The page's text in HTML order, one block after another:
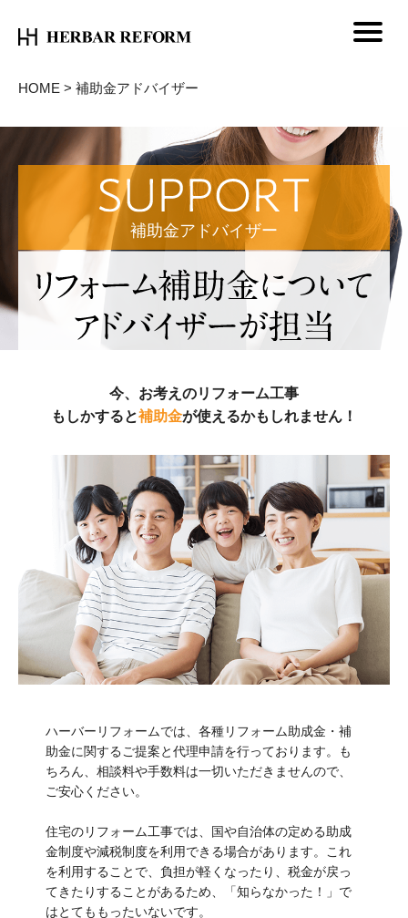
HOME > 補助金アドバイザー
補助金アドバイザー
今、お考えのリフォーム工事
もしかすると補助金が使えるかもしれません！
ハーバーリフォームでは、各種リフォーム助成金・補
助金に関するご提案と代理申請を行っております。も
ちろん、相談料や手数料は一切いただきませんので、
ご安心ください。
住宅のリフォーム工事では、国や自治体の定める助成
金制度や減税制度を利用できる場合があります。これ
を利用することで、負担が軽くなったり、税金が戻っ
てきたりすることがあるため、「知らなかった！」で
はとてももったいないです。